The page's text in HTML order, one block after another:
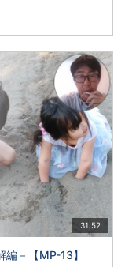
31:52
－【MP-13】